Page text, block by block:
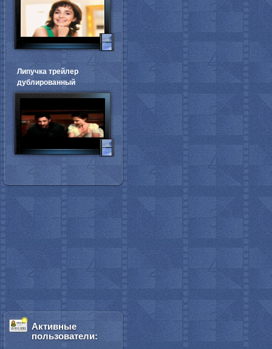
Липучка трейлер
дублированный
Активные
пользователи: